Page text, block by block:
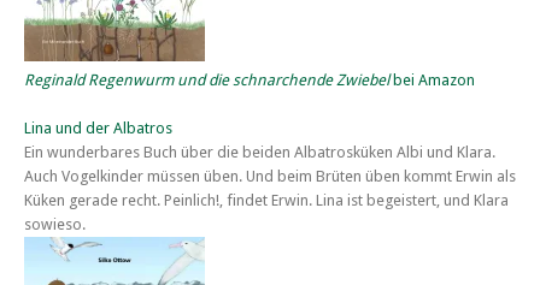
Reginald Regenwurm und die schnarchende Zwiebelbei Amazon
Lina und der Albatros
Ein wunderbares Buch über die beiden Albatrosküken Albi und Klara.
Auch Vogelkinder müssen üben. Und beim Brüten üben kommt Erwin als
Küken gerade recht. Peinlich!, findet Erwin. Lina ist begeistert, und Klara
sowieso.